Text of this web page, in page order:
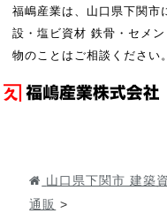
福嶋産業は、山口県下関
設・塩ビ資材 鉄骨・セメ
物のことはご相談ください。
山口県下関市 建築
通販 >